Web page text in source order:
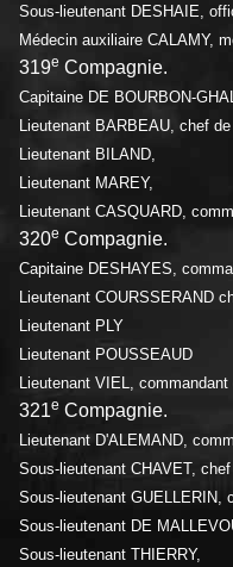
Sous-lieutenant DESHAIE,
Médecin auxiliaire CALAMY,
319e Compagnie.
Capitaine DE BOURBON-
Lieutenant BARBEAU, chef
Lieutenant BILAND,
Lieutenant MAREY,
Lieutenant CASQUARD,
320e Compagnie.
Capitaine DESHAYES,
Lieutenant COURSSERAND
Lieutenant PLY
Lieutenant POUSSEAUD
Lieutenant VIEL, commandant
321e Compagnie.
Lieutenant D'ALEMAND,
Sous-lieutenant CHAVET,
Sous-lieutenant GUELLERIN,
Sous-lieutenant DE
Sous-lieutenant THIERRY,